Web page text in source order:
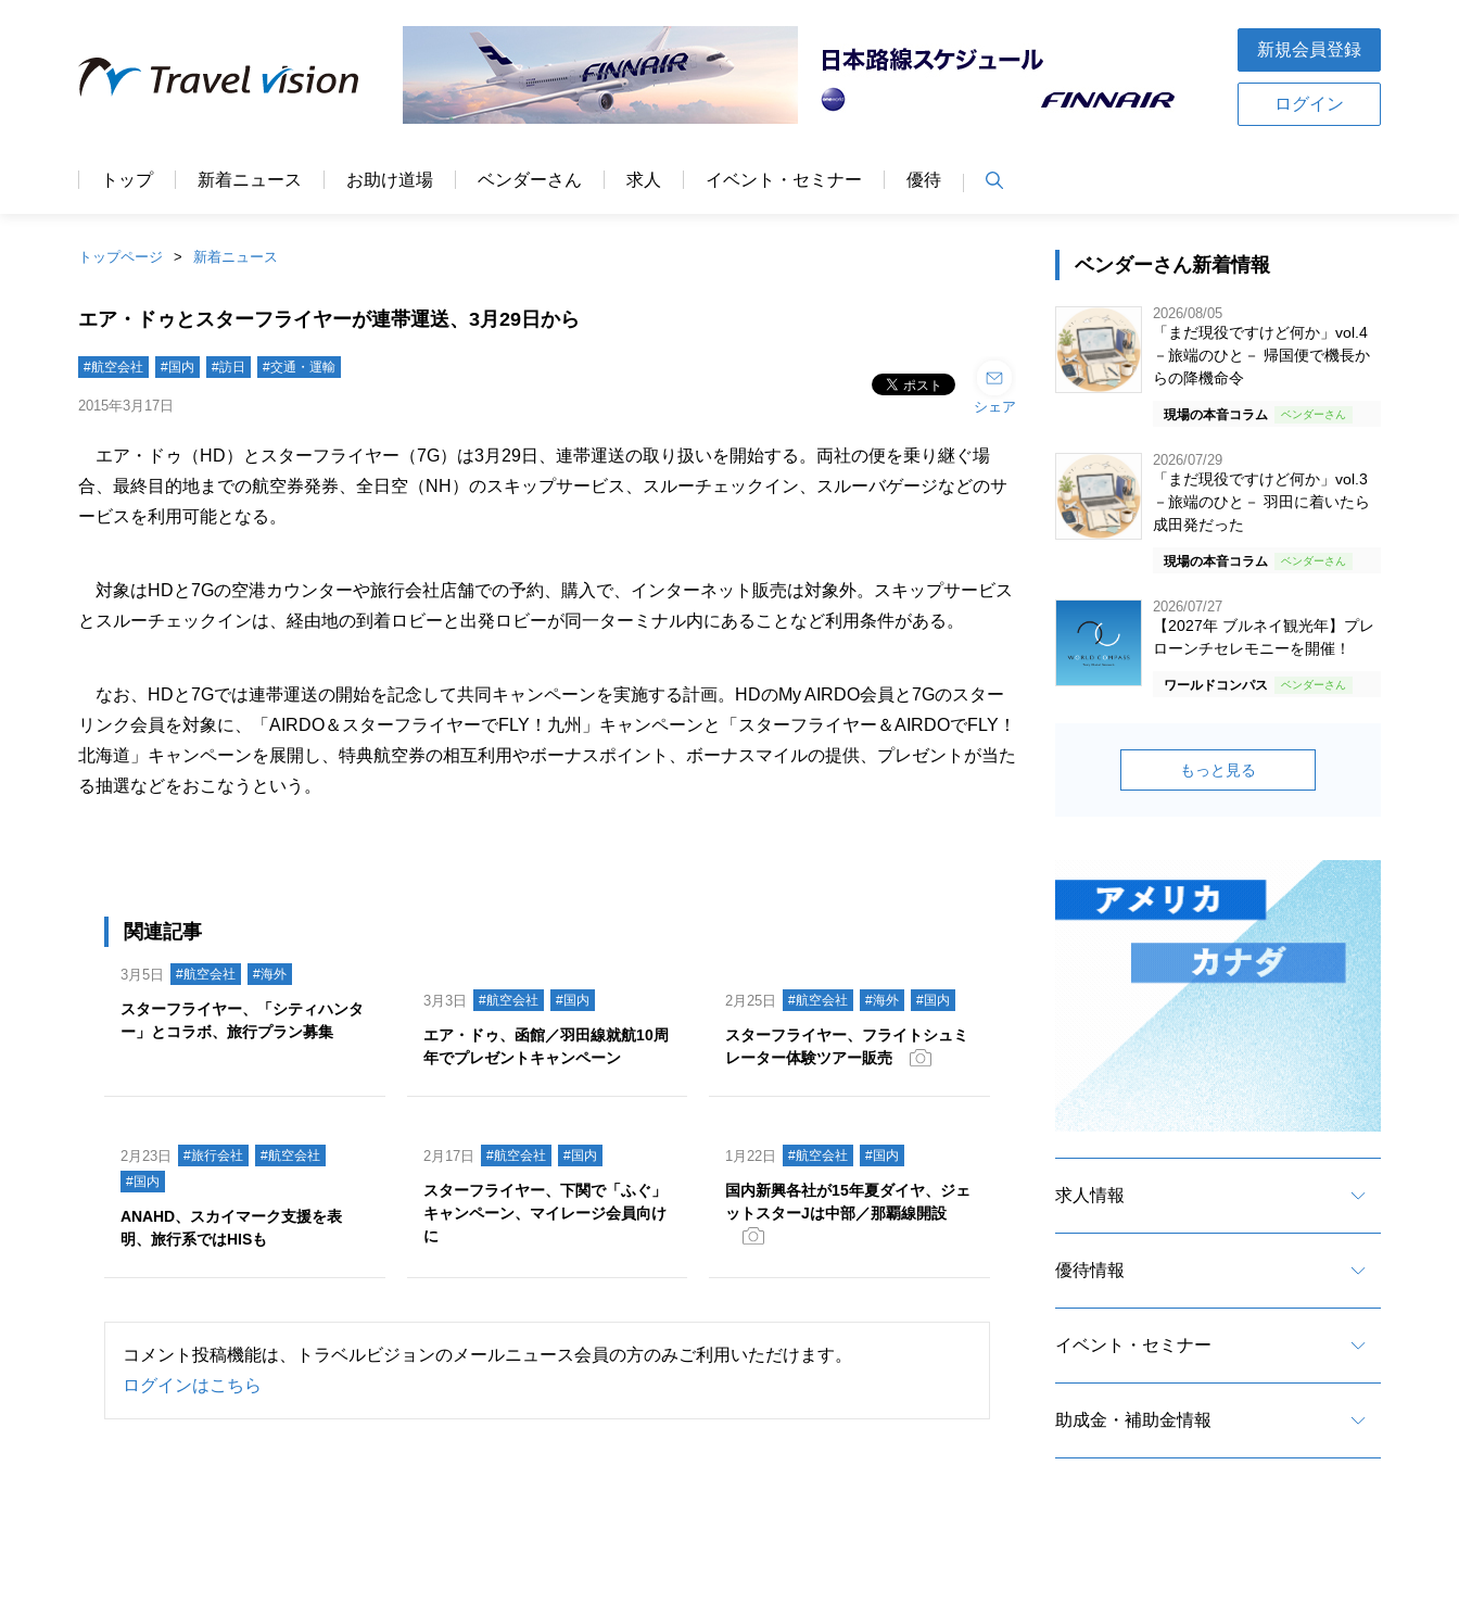
新規会員登録
ログイン
トップ 新着ニュース お助け道場 ベンダーさん 求人 イベント・セミナー 優待
トップページ 新着ニュース
エア・ドゥとスターフライヤーが連帯運送、3月29日から
#航空会社 #国内 #訪日 #交通・運輸
2015年3月17日 シェア
エア・ドゥ（HD）とスターフライヤー（7G）は3月29日、連帯運送の取り扱いを開始する。両社の便を乗り継ぐ場
合、最終目的地までの航空券発券、全日空（NH）のスキップサービス、スルーチェックイン、スルーバゲージなどのサ
ービスを利用可能となる。
対象はHDと7Gの空港カウンターや旅行会社店舗での予約、購入で、インターネット販売は対象外。スキップサービス
とスルーチェックインは、経由地の到着ロビーと出発ロビーが同一ターミナル内にあることなど利用条件がある。
なお、HDと7Gでは連帯運送の開始を記念して共同キャンペーンを実施する計画。HDのMy AIRDO会員と7Gのスター
リンク会員を対象に、「AIRDO＆スターフライヤーでFLY！九州」キャンペーンと「スターフライヤー＆AIRDOでFLY！
北海道」キャンペーンを展開し、特典航空券の相互利用やボーナスポイント、ボーナスマイルの提供、プレゼントが当た
る抽選などをおこなうという。
関連記事
3月5日 #航空会社 #海外
スターフライヤー、「シティハンタ
ー」とコラボ、旅行プラン募集
3月3日 #航空会社 #国内
エア・ドゥ、函館／羽田線就航10周
年でプレゼントキャンペーン
2月25日 #航空会社 #海外 #国内
スターフライヤー、フライトシュミ
レーター体験ツアー販売
2月23日 #旅行会社
#航空会社
#国内
ANAHD、スカイマーク支援を表
明、旅行系ではHISも
2月17日 #航空会社 #国内
スターフライヤー、下関で「ふぐ」
キャンペーン、マイレージ会員向け
に
1月22日 #航空会社 #国内
国内新興各社が15年夏ダイヤ、ジェ
ットスターJは中部／那覇線開設
コメント投稿機能は、トラベルビジョンのメールニュース会員の方のみご利用いただけます。
ログインはこちら
ベンダーさん新着情報
2026/08/05
「まだ現役ですけど何か」vol.4
－旅端のひと－ 帰国便で機長か
らの降機命令
現場の本音コラム
2026/07/29
「まだ現役ですけど何か」vol.3
－旅端のひと－ 羽田に着いたら
成田発だった
現場の本音コラム
2026/07/27
【2027年 ブルネイ観光年】プレ
ローンチセレモニーを開催！
ワールドコンパス
もっと見る
求人情報
優待情報
イベント・セミナー
助成金・補助金情報